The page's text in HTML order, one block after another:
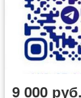
9 000